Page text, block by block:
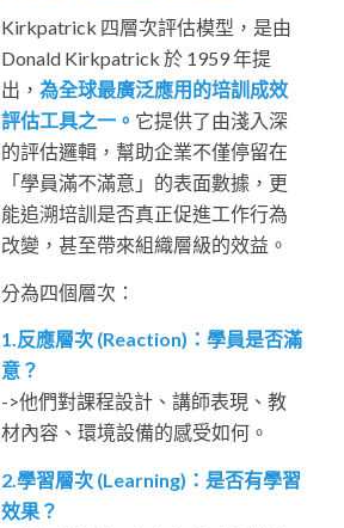
Kirkpatrick 四層次評估模型，是由
Donald Kirkpatrick 於 1959 年提
出， 為全球最廣泛應用的培訓成效
評估工具之一。 它提供了由淺入深
的評估邏輯，幫助企業不僅停留在
「學員滿不滿意」的表面數據，更
能追溯培訓是否真正促進工作行為
改變，甚至帶來組織層級的效益。
分為四個層次：
1.反應層次 (Reaction)：學員是否滿
意？
->他們對課程設計、講師表現、教
材內容、環境設備的感受如何。
2.學習層次 (Learning)：是否有學習
效果？